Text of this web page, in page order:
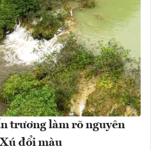
trương làm rõ nguyên
đổi màu